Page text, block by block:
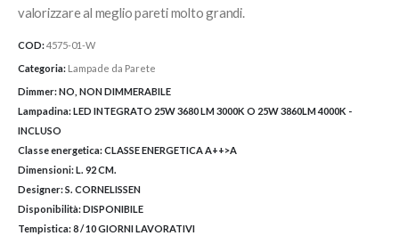
a
valorizzare al meglio pareti molto grandi.
COD:4575-01-W
Categoria: Lampade da Parete
Dimmer:NO, NON DIMMERABILE
Lampadina:LED INTEGRATO 25W 3680 LM 3000K O 25W 3860LM 4000K -
INCLUSO
Classe energetica:CLASSE ENERGETICA A++>A
Dimensioni:L. 92 CM.
Designer:S. CORNELISSEN
Disponibilità:DISPONIBILE
Tempistica:8 / 10 GIORNI LAVORATIVI